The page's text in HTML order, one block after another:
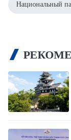
Национальный